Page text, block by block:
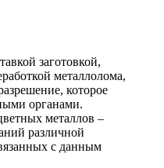
заготовкой,
металлолома,
которое
органами.
металлов –
различной
с данным